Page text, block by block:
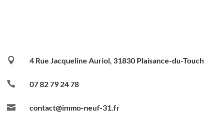
 4 Rue Jacqueline Auriol, 31830 Plaisance-du-Touch
 07 82 79 24 78
 contact@immo-neuf-31.fr